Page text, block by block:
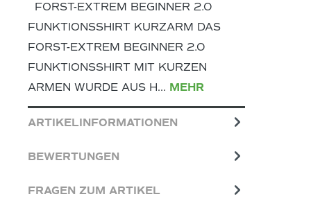
FORST-EXTREM BEGINNER 2.0
FUNKTIONSSHIRT KURZARM DAS
FORST-EXTREM BEGINNER 2.0
FUNKTIONSSHIRT MIT KURZEN
ARMEN WURDE AUS H… MEHR
ARTIKELINFORMATIONEN
BEWERTUNGEN
FRAGEN ZUM ARTIKEL